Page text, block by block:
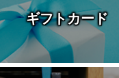
ギフトカード